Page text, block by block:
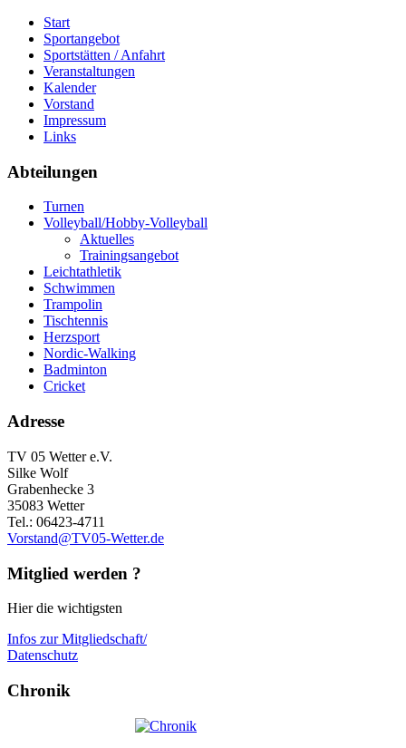
Start
Sportangebot
Sportstätten / Anfahrt
Veranstaltungen
Kalender
Vorstand
Impressum
Links
Abteilungen
Turnen
Volleyball/Hobby-Volleyball
Aktuelles
Trainingsangebot
Leichtathletik
Schwimmen
Trampolin
Tischtennis
Herzsport
Nordic-Walking
Badminton
Cricket
Adresse
TV 05 Wetter e.V.
Silke Wolf
Grabenhecke 3
35083 Wetter
Tel.: 06423-4711
Vorstand@TV05-Wetter.de
Mitglied werden ?
Hier die wichtigsten
Infos zur Mitgliedschaft/
Datenschutz
Chronik